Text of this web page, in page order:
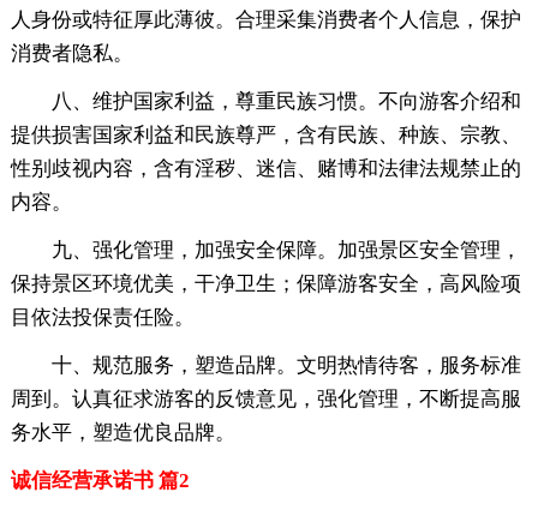
人身份或特征厚此薄彼。合理采集消费者个人信息，保护
消费者隐私。
八、维护国家利益，尊重民族习惯。不向游客介绍和
提供损害国家利益和民族尊严，含有民族、种族、宗教、
性别歧视内容，含有淫秽、迷信、赌博和法律法规禁止的
内容。
九、强化管理，加强安全保障。加强景区安全管理，
保持景区环境优美，干净卫生；保障游客安全，高风险项
目依法投保责任险。
十、规范服务，塑造品牌。文明热情待客，服务标准
周到。认真征求游客的反馈意见，强化管理，不断提高服
务水平，塑造优良品牌。
诚信经营承诺书 篇2